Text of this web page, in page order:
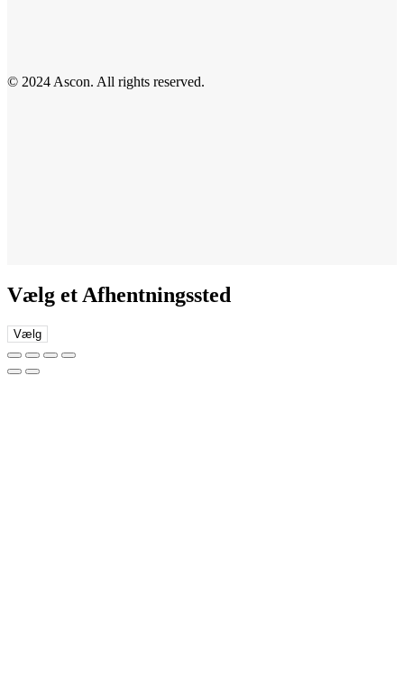
© 2024 Ascon. All rights reserved.
Vælg et Afhentningssted
Vælg